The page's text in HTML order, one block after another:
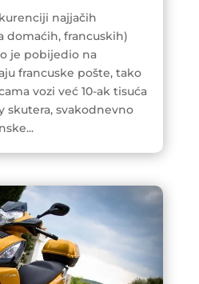
najjačih
domaćih, francuskih)
je pobijedio na
francuske pošte, tako
vozi već 10-ak tisuća
skutera, svakodnevno